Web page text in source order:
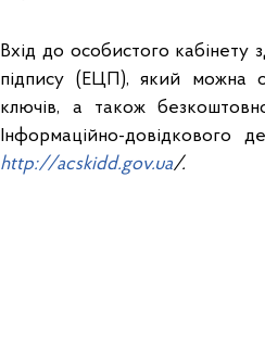
Вхід до особистого кабінету
підпису (ЕЦП), який можна
ключів, а також
Інформаційно-
http://acskidd.gov.ua/.